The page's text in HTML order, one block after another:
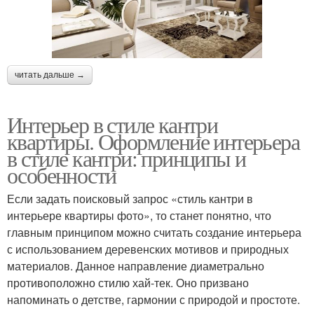
читать дальше →
Интерьер в стиле кантри
квартиры. Оформление интерьера
в стиле кантри: принципы и
особенности
Если задать поисковый запрос «стиль кантри в
интерьере квартиры фото», то станет понятно, что
главным принципом можно считать создание интерьера
с использованием деревенских мотивов и природных
материалов. Данное направление диаметрально
противоположно стилю хай-тек. Оно призвано
напоминать о детстве, гармонии с природой и простоте.